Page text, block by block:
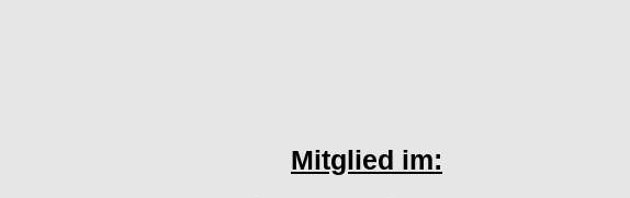
Mitglied im: